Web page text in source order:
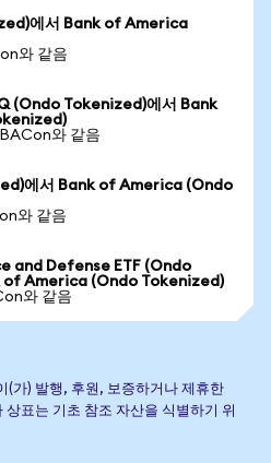
에서 Bank of America
와 같음
(Ondo Tokenized)에서 Bank
와 같음
에서 Bank of America (Ondo
와 같음
and Defense ETF (Ondo
of America (Ondo Tokenized)
와 같음
가) 발행, 후원, 보증하거나 제휴한
표는 기초 참조 자산을 식별하기 위